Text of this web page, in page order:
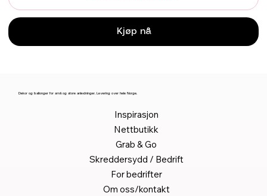
Kjøp nå
Dekor og ballonger for små og store anledninger. Levering over hele Norge.
Inspirasjon
Nettbutikk
Grab & Go
Skreddersydd / Bedrift
For bedrifter
Om oss/kontakt